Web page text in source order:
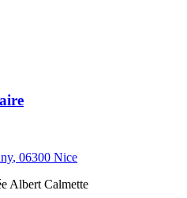
, 06300 Nice
Albert Calmette